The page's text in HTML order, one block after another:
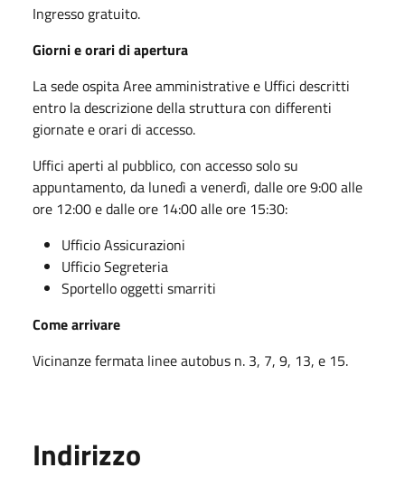
Ingresso gratuito.
Giorni e orari di apertura
La sede ospita Aree amministrative e Uffici descritti
entro la descrizione della struttura con differenti
giornate e orari di accesso.
Uffici aperti al pubblico, con accesso solo su
appuntamento, da lunedì a venerdì, dalle ore 9:00 alle
ore 12:00 e dalle ore 14:00 alle ore 15:30:
Ufficio Assicurazioni
Ufficio Segreteria
Sportello oggetti smarriti
Come arrivare
Vicinanze fermata linee autobus n. 3, 7, 9, 13, e 15.
Indirizzo